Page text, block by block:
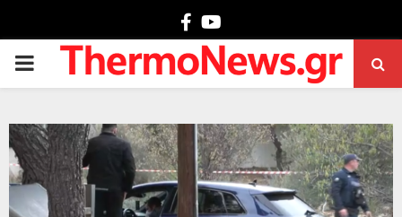
Facebook
PRIMARY